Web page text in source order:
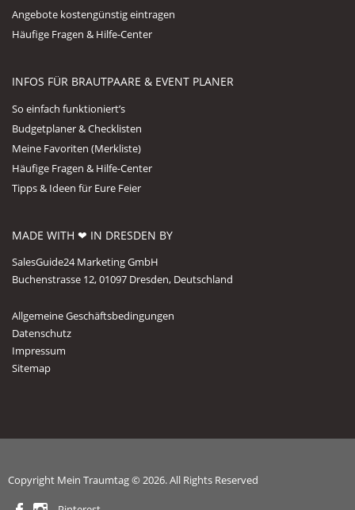
Angebote kostengünstig eintragen
Häufige Fragen & Hilfe-Center
INFOS FÜR BRAUTPAARE & EVENT PLANER
So einfach funktioniert’s
Budgetplaner & Checklisten
Meine Favoriten (Merkliste)
Häufige Fragen & Hilfe-Center
Tipps & Ideen für Eure Feier
MADE WITH ❤ IN DRESDEN BY
SalesGuide24 Marketing GmbH
Buchenstrasse 12, 01097 Dresden, Deutschland
Allgemeine Geschäftsbedingungen
Datenschutz
Impressum
Sitemap
Copyright Mein Traumtag © 2026. All Rights Reserved